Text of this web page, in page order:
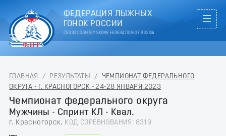
ФЕДЕРАЦИЯ ЛЫЖНЫХ
ГОНОК РОССИИ
CROSS COUNTRY SKIING FEDERATION OF RUSSIA
ГЛАВНАЯ / РЕЗУЛЬТАТЫ / ЧЕМПИОНАТ ФЕДЕРАЛЬНОГО
ОКРУГА - Г. КРАСНОГОРСК - 24-28 ЯНВАРЯ 2023
Чемпионат федерального округа
Мужчины - Спринт КЛ - Квал.
г. Красногорск, КОД СОРЕВНОВАНИЯ: 8319